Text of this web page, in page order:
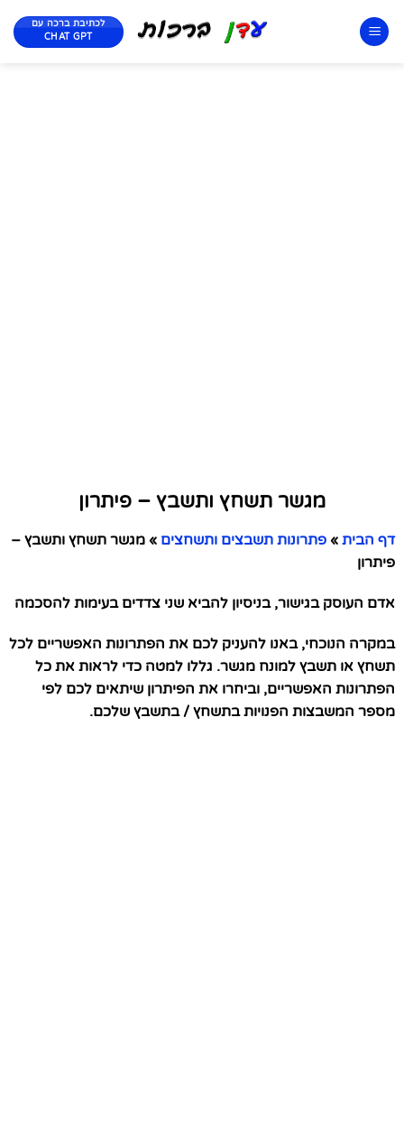
לכתיבת ברכה עם
CHAT GPT
מגשר תשחץ ותשבץ – פיתרון
דף הבית » פתרונות תשבצים ותשחצים » מגשר תשחץ ותשבץ –
פיתרון
אדם העוסק בגישור, בניסיון להביא שני צדדים בעימות להסכמה
במקרה הנוכחי, באנו להעניק לכם את הפתרונות האפשריים לכל
תשחץ או תשבץ למונח מגשר. גללו למטה כדי לראות את כל
הפתרונות האפשריים, וביחרו את הפיתרון שיתאים לכם לפי
מספר המשבצות הפנויות בתשחץ / בתשבץ שלכם.